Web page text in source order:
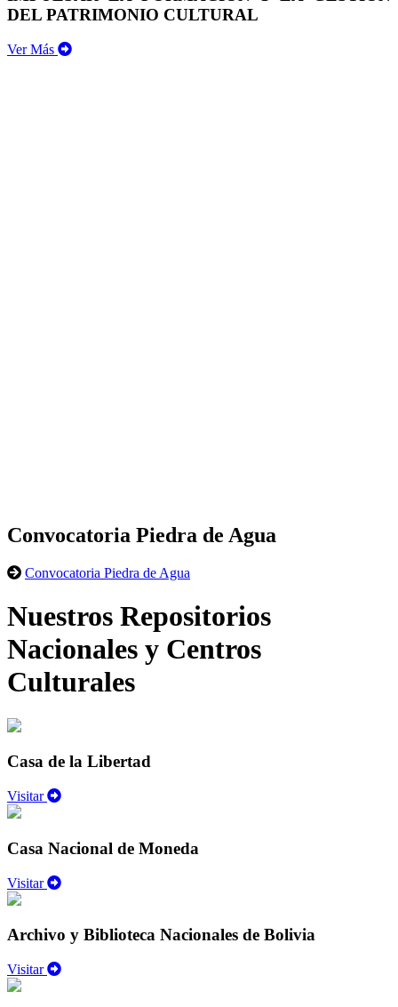
DEL PATRIMONIO CULTURAL
Ver Más
Convocatoria Piedra de Agua
Convocatoria Piedra de Agua
Nuestros Repositorios
Nacionales y Centros
Culturales
Casa de la Libertad
Visitar
Casa Nacional de Moneda
Visitar
Archivo y Biblioteca Nacionales de Bolivia
Visitar